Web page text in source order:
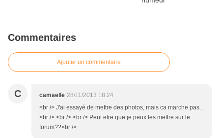
Commentaires
Ajouter un commentaire
C camaelle 28/11/2013 18:24
<br /> J'ai essayé de mettre des photos, mais ca marche pas .
<br /> <br /> <br /> Peut etre que je peux les mettre sur le
forum??<br />